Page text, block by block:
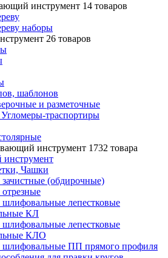
инструмент 14 товаров
наборы
26 товаров
шаблонов
и разметочные
траспортиры
инструмент 1732 товара
инструмент
Чашки
(обдирочные)
лепестковые
КЛ
лепестковые
КЛО
шлифовальные ПП прямого профиля